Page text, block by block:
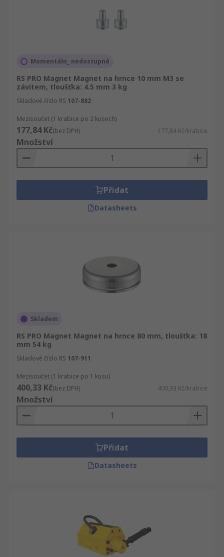
Momentáln_ nedostupné
RS PRO Magnet Magnet na hrnce 10 mm M3 se
závitem, tloušťka: 4.5 mm 3 kg
Skladové číslo RS 107-882
Mezisoučet (1 krabice po 2 kusech)
177,84 Kč(bez DPH) 177,84 Kč/krabice
Množství
Přidat
Datasheets
Skladem
RS PRO Magnet Magnet na hrnce 80 mm, tloušťka: 18
mm 54 kg
Skladové číslo RS 107-911
Mezisoučet (1 krabice po 1 kusu)
400,33 Kč(bez DPH) 400,33 Kč/krabice
Množství
Přidat
Datasheets